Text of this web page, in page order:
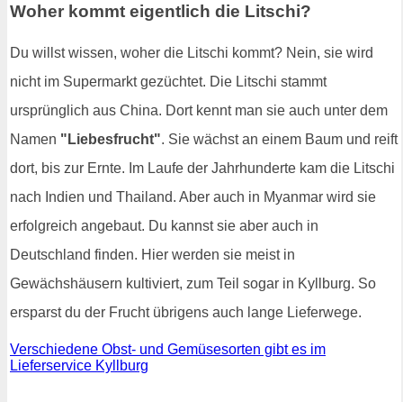
Woher kommt eigentlich die Litschi?
Du willst wissen, woher die Litschi kommt? Nein, sie wird
nicht im Supermarkt gezüchtet. Die Litschi stammt
ursprünglich aus China. Dort kennt man sie auch unter dem
Namen "Liebesfrucht". Sie wächst an einem Baum und reift
dort, bis zur Ernte. Im Laufe der Jahrhunderte kam die Litschi
nach Indien und Thailand. Aber auch in Myanmar wird sie
erfolgreich angebaut. Du kannst sie aber auch in
Deutschland finden. Hier werden sie meist in
Gewächshäusern kultiviert, zum Teil sogar in Kyllburg. So
ersparst du der Frucht übrigens auch lange Lieferwege.
Verschiedene Obst- und Gemüsesorten gibt es im
Lieferservice Kyllburg